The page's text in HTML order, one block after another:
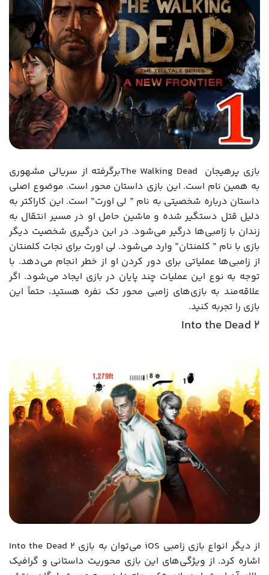
بازی پرهیجان The Walking Deadبرگرفته از سریالی مشهوری
به همین نام است. این بازی داستان محور است. موضوع اصلی
داستان درباره شخصیتی به نام ” لی اورت” است. این کاراکتر به
دلیل قتل دستگیر شده و ماشین حامل او در مسیر انتقال به
زندان با زامبی‌ها درگیر می‌شود. در این درگیری شخصیت دیگر
بازی با نام ” کلمنتان” وارد می‌شود. لی اورت برای نجات کلمنتان
از زامبی‌ها عملیاتی برای دور کردن او از خطر انجام می‌دهد. با
توجه به نوع این عملیات چند پایان در بازی ایجاد می‌شود. اگر
علاقه‌مند به بازی‌های زامبی محور تک نفره هستید، حتماً این
بازی را تجربه کنید.
Into the Dead 2
از دیگر انواع بازی زامبی iOS می‌توان به بازی Into the Dead 2
اشاره کرد. از ویژگی‌های این بازی محوریت داستانی و گرافیک